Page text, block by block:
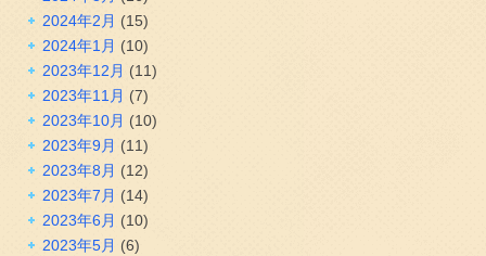
2024年2月 (15)
2024年1月 (10)
2023年12月 (11)
2023年11月 (7)
2023年10月 (10)
2023年9月 (11)
2023年8月 (12)
2023年7月 (14)
2023年6月 (10)
2023年5月 (6)